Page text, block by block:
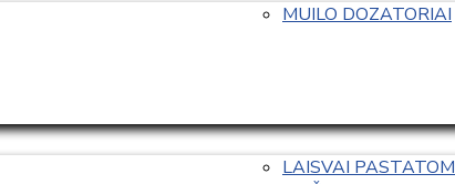
MUILO DOZATORIAI
LAISVAI